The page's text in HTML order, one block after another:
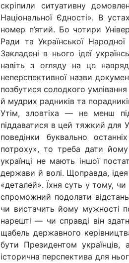
скріпили ситуативну
Національної Єдності». В
номер п’ятий. Бо чотири
Ради та Української
Закладені в нього ідеї
навіть з огляду на це
неперспективної назви
позбутися солодкого
й мудрих радників та
Утім, зловтіха — не менш
піддаватися в цей тяжкий для
поведінки буквально
потроху», то треба дати
українці не мають іншої
держави й волі. Щоправда,
«деталей». Їхня суть у тому,
спроможний подолати
чи вистачить йому мужності
нарешті — чи справді він
щабель державного
бути Президентом
історична перспектива для